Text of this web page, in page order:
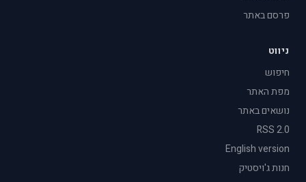
פרסם באתר
ניווט
חיפוש
מפת האתר
נושאים באתר
RSS 2.0
English version
חנות ג'ויסטיק